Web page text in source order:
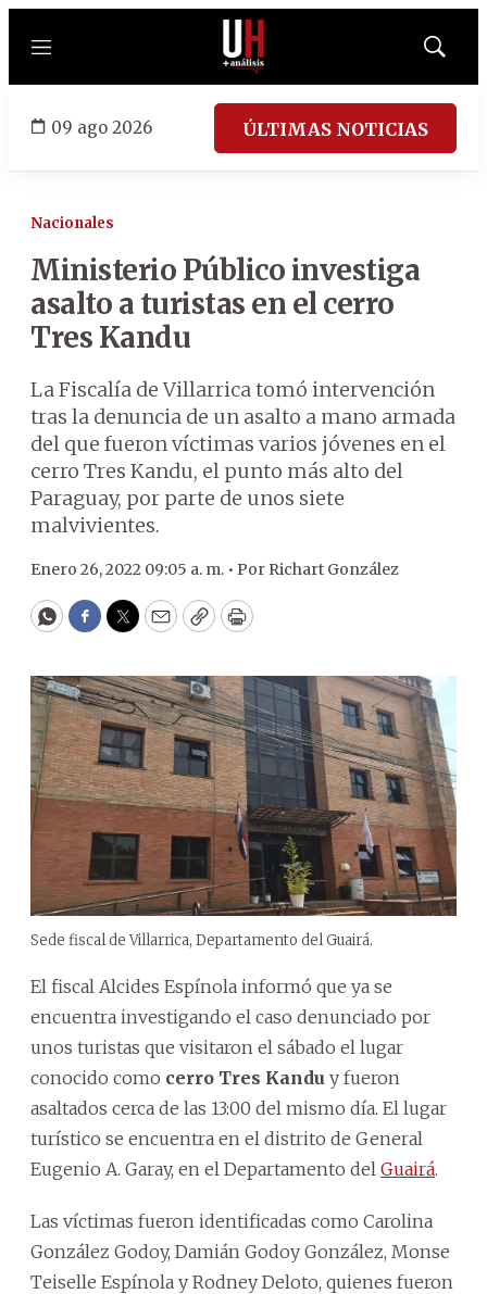
Menú
Mostrar
09 ago 2026 ÚLTIMAS NOTICIAS
Nacionales
Ministerio Público investiga
asalto a turistas en el cerro
Tres Kandu
La Fiscalía de Villarrica tomó intervención
tras la denuncia de un asalto a mano armada
del que fueron víctimas varios jóvenes en el
cerro Tres Kandu, el punto más alto del
Paraguay, por parte de unos siete
malvivientes.
Enero 26, 2022 09:05 a. m. • Por Richart González
WhatsApp
Facebook
Twitter
EmailCopyPrint
Sede fiscal de Villarrica, Departamento del Guairá.
El fiscal Alcides Espínola informó que ya se
encuentra investigando el caso denunciado por
unos turistas que visitaron el sábado el lugar
conocido como cerro Tres Kandu y fueron
asaltados cerca de las 13:00 del mismo día. El lugar
turístico se encuentra en el distrito de General
Eugenio A. Garay, en el Departamento del Guairá.
Las víctimas fueron identificadas como Carolina
González Godoy, Damián Godoy González, Monse
Teiselle Espínola y Rodney Deloto, quienes fueron